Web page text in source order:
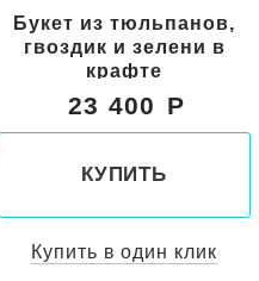
Букет из тюльпанов,
гвоздик и зелени в
крафте
23 400
КУПИТЬ
Купить в один клик